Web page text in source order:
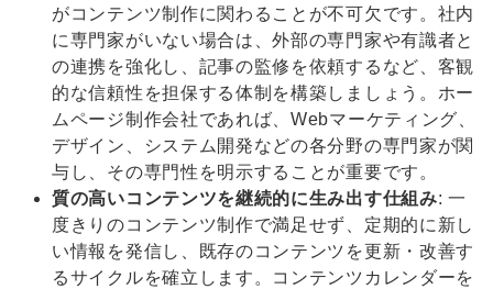
がコンテンツ制作に関わることが不可欠です。社内
に専門家がいない場合は、外部の専門家や有識者と
の連携を強化し、記事の監修を依頼するなど、客観
的な信頼性を担保する体制を構築しましょう。ホー
ムページ制作会社であれば、Webマーケティング、
デザイン、システム開発などの各分野の専門家が関
与し、その専門性を明示することが重要です。
質の高いコンテンツを継続的に生み出す仕組み: 一
度きりのコンテンツ制作で満足せず、定期的に新し
い情報を発信し、既存のコンテンツを更新・改善す
るサイクルを確立します。コンテンツカレンダーを